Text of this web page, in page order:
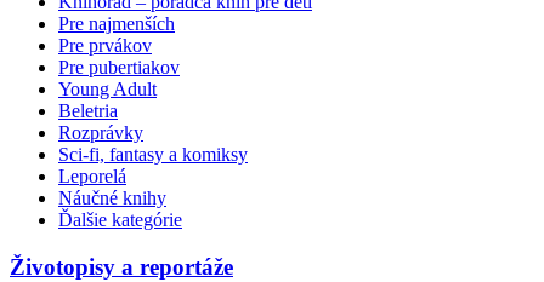
Pre najmenších
Pre prvákov
Pre pubertiakov
Young Adult
Beletria
Rozprávky
Sci-fi, fantasy a komiksy
Leporelá
Náučné knihy
Ďalšie kategórie
Životopisy a reportáže